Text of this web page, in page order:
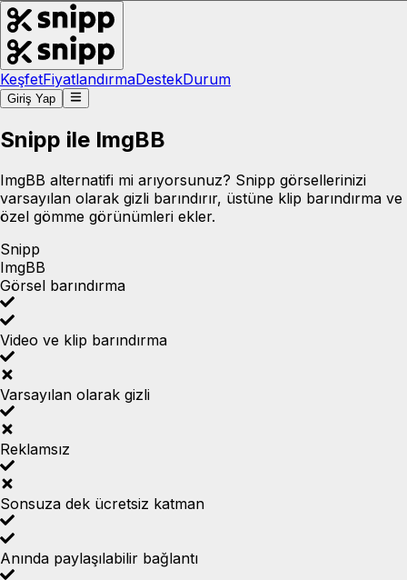
KeşfetFiyatlandırmaDestekDurum
Giriş Yap
Snipp ile ImgBB
ImgBB alternatifi mi arıyorsunuz? Snipp görsellerinizi
varsayılan olarak gizli barındırır, üstüne klip barındırma ve
özel gömme görünümleri ekler.
Snipp
ImgBB
Görsel barındırma
Video ve klip barındırma
Varsayılan olarak gizli
Reklamsız
Sonsuza dek ücretsiz katman
Anında paylaşılabilir bağlantı